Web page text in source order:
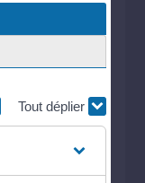
Tout déplier